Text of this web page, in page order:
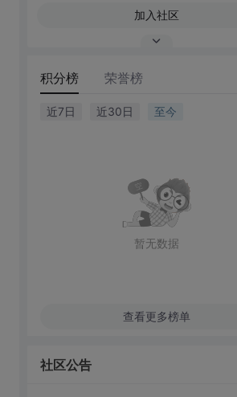
加入社区
积分榜 荣誉榜
近7日 近30日 至今
暂无数据
查看更多榜单
社区公告